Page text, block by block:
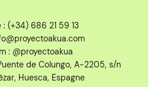
: (+34) 686 21 59 13
: @proyectoakua
de Colungo, A-2205, s/n
Huesca, Espagne